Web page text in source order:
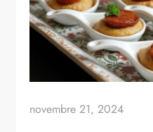
novembre 21, 2024